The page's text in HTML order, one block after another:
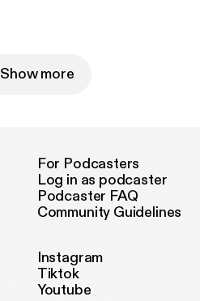
Show more
For Podcasters
Log in as podcaster
Podcaster FAQ
Community Guidelines
Instagram
Tiktok
Youtube